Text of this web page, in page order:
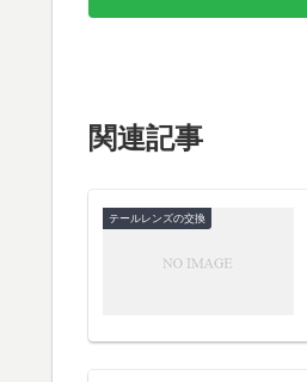
関連記事
テールレンズの交換